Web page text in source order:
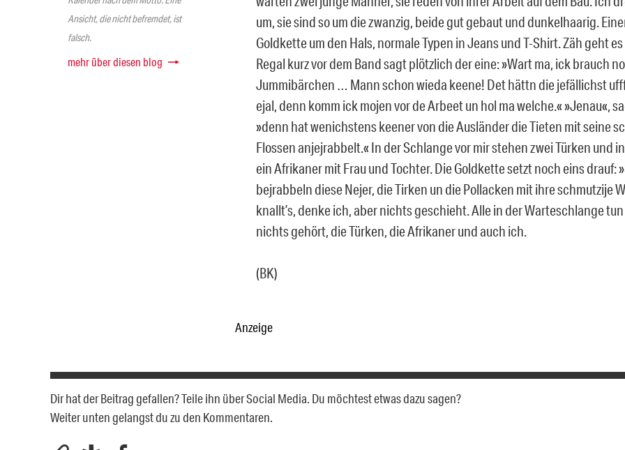
Ansicht, die nicht befremdet, ist
falsch.
mehr über diesen blog
um, sie sind so um die zwanzig, beide gut gebaut und dunkelhaarig.
Goldkette um den Hals, normale Typen in Jeans und T-Shirt. Zäh geht
Regal kurz vor dem Band sagt plötzlich der eine: »Wart ma, ick brauch
Jummibärchen … Mann schon wieda keene! Det hättn die jefällichst
ejal, denn komm ick mojen vor de Arbeet un hol ma welche.« »Jenau«,
»denn hat wenichstens keener von die Ausländer die Tieten mit seine
Flossen anjejrabbelt.« In der Schlange vor mir stehen zwei Türken und
ein Afrikaner mit Frau und Tochter. Die Goldkette setzt noch eins drauf:
bejrabbeln diese Nejer, die Tirken un die Pollacken mit ihre schmutzije
knallt’s, denke ich, aber nichts geschieht. Alle in der Warteschlange
nichts gehört, die Türken, die Afrikaner und auch ich.
(BK)
Anzeige
Dir hat der Beitrag gefallen? Teile ihn über Social Media. Du möchtest etwas dazu sagen?
Weiter unten gelangst du zu den Kommentaren.